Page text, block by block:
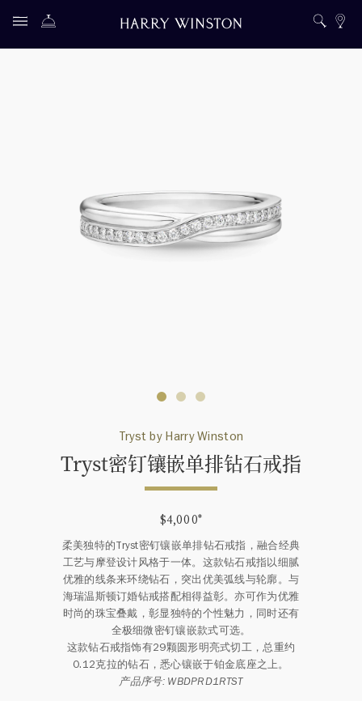
Tryst by Harry Winston
Tryst密钉镶嵌单排钻石戒指
$4,000*
柔美独特的Tryst密钉镶嵌单排钻石戒指，融合经典
工艺与摩登设计风格于一体。这款钻石戒指以细腻
优雅的线条来环绕钻石，突出优美弧线与轮廓。与
海瑞温斯顿订婚钻戒搭配相得益彰。亦可作为优雅
时尚的珠宝叠戴，彰显独特的个性魅力，同时还有
全极细微密钉镶嵌款式可选。
这款钻石戒指饰有29颗圆形明亮式切工，总重约
0.12克拉的钻石，悉心镶嵌于铂金底座之上。
产品序号: WBDPRD1RTST